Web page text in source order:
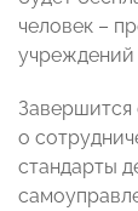
человек –
учреждений
о
стандарты